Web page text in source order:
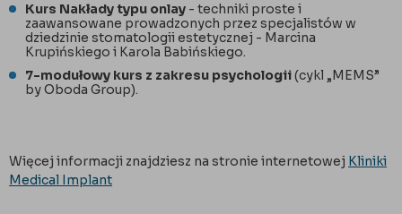
Kurs Nakłady typu onlay - techniki proste i
zaawansowane prowadzonych przez specjalistów w
dziedzinie stomatologii estetycznej - Marcina
Krupińskiego i Karola Babińskiego.
7-modułowy kurs z zakresu psychologii(cykl „MEMS”
by Oboda Group).
Więcej informacji znajdziesz na stronie internetowej Kliniki
Medical Implant